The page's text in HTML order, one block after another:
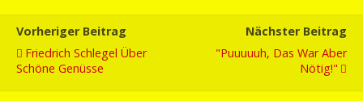
Vorheriger Beitrag
Friedrich Schlegel Über
Schöne Genüsse
Nächster Beitrag
"Puuuuuh, Das War Aber
Nötig!"